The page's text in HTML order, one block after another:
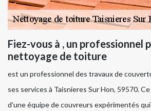
Fiez-vous à , un professionnel
nettoyage de toiture
est un professionnel des travaux de
ses services à Taisnieres Sur Hon, 59570.
d’une équipe de couvreurs expérimentés